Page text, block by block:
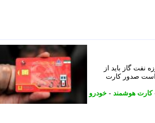
حوزه بنزین و 95 درصد در حوزه نفت گاز باید از
صدور کارت
کارت هوشمند - خودرو